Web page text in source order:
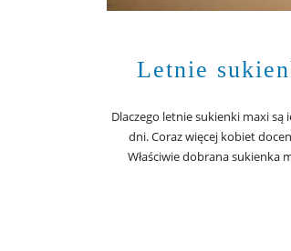
Letnie
Dlaczego letnie sukienki maxi
dni. Coraz więcej kobiet
Właściwie dobrana sukienka